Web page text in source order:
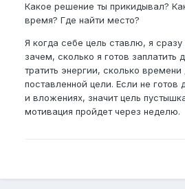
Какое решение ты прикидывал?
время? Где найти место?
Я когда себе цель ставлю, я
зачем, сколько я готов заплатить
тратить энергии, сколько
поставленной цели. Если не готов
и вложениях, значит цель
мотивация пройдет через неделю.